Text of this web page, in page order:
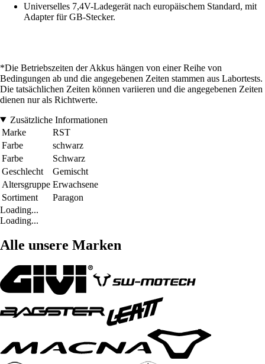
Universelles 7,4V-Ladegerät nach europäischem Standard, mit
Adapter für GB-Stecker.
*Die Betriebszeiten der Akkus hängen von einer Reihe von
Bedingungen ab und die angegebenen Zeiten stammen aus Labortests.
Die tatsächlichen Zeiten können variieren und die angegebenen Zeiten
dienen nur als Richtwerte.
Zusätzliche Informationen
Marke
RST
Farbe
schwarz
Farbe
Schwarz
Geschlecht
Gemischt
Altersgruppe Erwachsene
Sortiment
Paragon
Loading...
Loading...
Alle unsere Marken